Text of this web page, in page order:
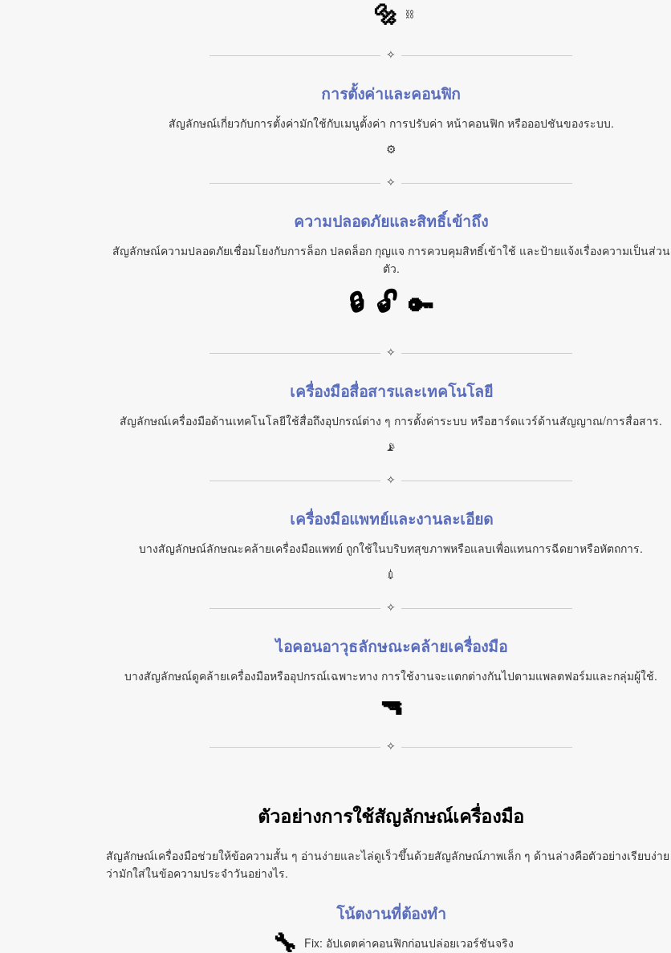
🔩 ⛓️
✧
การตั้งค่าและคอนฟิก
สัญลักษณ์เกี่ยวกับการตั้งค่ามักใช้กับเมนูตั้งค่า การปรับค่า หน้าคอนฟิก หรือออปชันของระบบ.
⚙
✧
ความปลอดภัยและสิทธิ์เข้าถึง
สัญลักษณ์ความปลอดภัยเชื่อมโยงกับการล็อก ปลดล็อก กุญแจ การควบคุมสิทธิ์เข้าใช้ และป้ายแจ้งเรื่องความเป็นส่วน
ตัว.
🔒 🔓 🔑
✧
เครื่องมือสื่อสารและเทคโนโลยี
สัญลักษณ์เครื่องมือด้านเทคโนโลยีใช้สื่อถึงอุปกรณ์ต่าง ๆ การตั้งค่าระบบ หรือฮาร์ดแวร์ด้านสัญญาณ/การสื่อสาร.
📡
✧
เครื่องมือแพทย์และงานละเอียด
บางสัญลักษณ์ลักษณะคล้ายเครื่องมือแพทย์ ถูกใช้ในบริบทสุขภาพหรือแลบเพื่อแทนการฉีดยาหรือหัตถการ.
💉
✧
ไอคอนอาวุธลักษณะคล้ายเครื่องมือ
บางสัญลักษณ์ดูคล้ายเครื่องมือหรืออุปกรณ์เฉพาะทาง การใช้งานจะแตกต่างกันไปตามแพลตฟอร์มและกลุ่มผู้ใช้.
🔫
✧
ตัวอย่างการใช้สัญลักษณ์เครื่องมือ
สัญลักษณ์เครื่องมือช่วยให้ข้อความสั้น ๆ อ่านง่ายและไล่ดูเร็วขึ้นด้วยสัญลักษณ์ภาพเล็ก ๆ ด้านล่างคือตัวอย่างเรียบง่าย
ว่ามักใส่ในข้อความประจำวันอย่างไร.
โน้ตงานที่ต้องทำ
🔧 Fix: อัปเดตค่าคอนฟิกก่อนปล่อยเวอร์ชันจริง